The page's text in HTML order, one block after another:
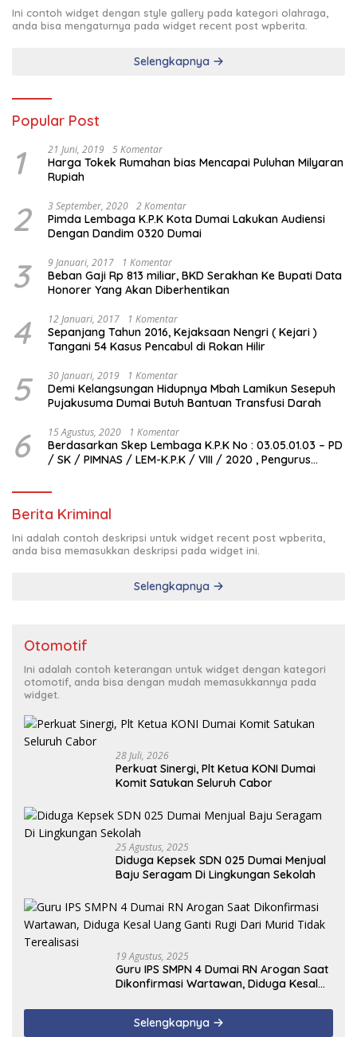
Ini contoh widget dengan style gallery pada kategori olahraga,
anda bisa mengaturnya pada widget recent post wpberita.
Selengkapnya
Popular Post
1 21 Juni, 2019 5 Komentar
Harga Tokek Rumahan bias Mencapai Puluhan Milyaran
Rupiah
2 3 September, 2020 2 Komentar
Pimda Lembaga K.P.K Kota Dumai Lakukan Audiensi
Dengan Dandim 0320 Dumai
3 9 Januari, 2017 1 Komentar
Beban Gaji Rp 813 miliar, BKD Serakhan Ke Bupati Data
Honorer Yang Akan Diberhentikan
4 12 Januari, 2017 1 Komentar
Sepanjang Tahun 2016, Kejaksaan Nengri ( Kejari )
Tangani 54 Kasus Pencabul di Rokan Hilir
5 30 Januari, 2019 1 Komentar
Demi Kelangsungan Hidupnya Mbah Lamikun Sesepuh
Pujakusuma Dumai Butuh Bantuan Transfusi Darah
6 15 Agustus, 2020 1 Komentar
Berdasarkan Skep Lembaga K.P.K No : 03.05.01.03 – PD
/ SK / PIMNAS / LEM-K.P.K / VIII / 2020 , Pengurus
Berita Kriminal
Ini adalah contoh deskripsi untuk widget recent post wpberita,
anda bisa memasukkan deskripsi pada widget ini.
Selengkapnya
Otomotif
Ini adalah contoh keterangan untuk widget dengan kategori
otomotif, anda bisa dengan mudah memasukkannya pada
widget.
28 Juli, 2026
Perkuat Sinergi, Plt Ketua KONI Dumai
Komit Satukan Seluruh Cabor
25 Agustus, 2025
Diduga Kepsek SDN 025 Dumai Menjual
Baju Seragam Di Lingkungan Sekolah
19 Agustus, 2025
Guru IPS SMPN 4 Dumai RN Arogan Saat
Dikonfirmasi Wartawan, Diduga Kesal
Terealisasi
Selengkapnya